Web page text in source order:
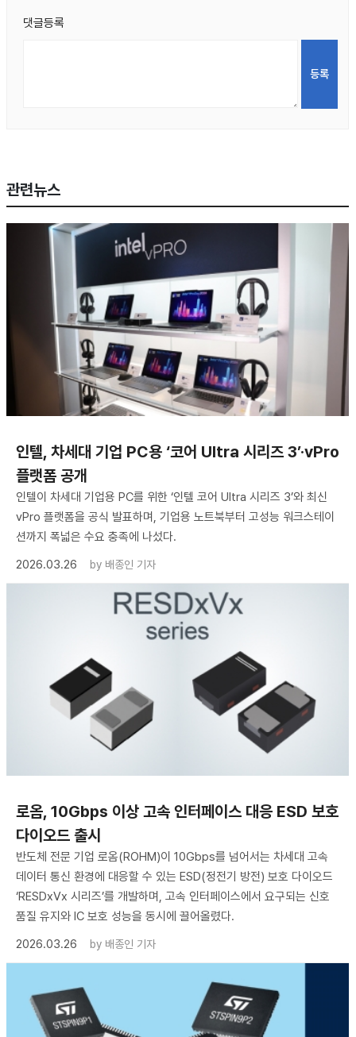
댓글등록
관련뉴스
인텔, 차세대 기업 PC용 ‘코어 Ultra 시리즈 3’·vPro
플랫폼 공개
인텔이 차세대 기업용 PC를 위한 ‘인텔 코어 Ultra 시리즈 3’와 최신
vPro 플랫폼을 공식 발표하며, 기업용 노트북부터 고성능 워크스테이
션까지 폭넓은 수요 충족에 나섰다.
2026.03.26
by 배종인 기자
로옴, 10Gbps 이상 고속 인터페이스 대응 ESD 보호
다이오드 출시
반도체 전문 기업 로옴(ROHM)이 10Gbps를 넘어서는 차세대 고속
데이터 통신 환경에 대응할 수 있는 ESD(정전기 방전) 보호 다이오드
‘RESDxVx 시리즈’를 개발하며, 고속 인터페이스에서 요구되는 신호
품질 유지와 IC 보호 성능을 동시에 끌어올렸다.
2026.03.26
by 배종인 기자